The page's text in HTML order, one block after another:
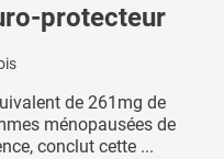
protecteur
de 261mg de
ménopausées de
conclut cette ...